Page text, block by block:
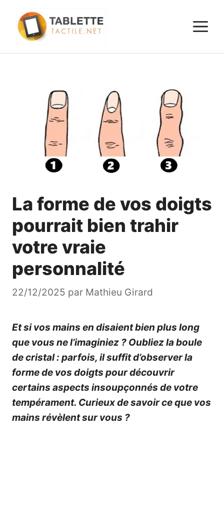
contenu
La forme de vos doigts
pourrait bien trahir
votre vraie
personnalité
22/12/2025 par Mathieu Girard
Et si vos mains en disaient bien plus long
que vous ne l’imaginiez ? Oubliez la boule
de cristal : parfois, il suffit d’observer la
forme de vos doigts pour découvrir
certains aspects insoupçonnés de votre
tempérament. Curieux de savoir ce que vos
mains révèlent sur vous ?